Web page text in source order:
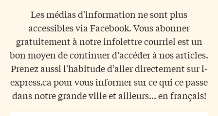
Les médias d'information ne sont plus
accessibles via Facebook. Vous abonner
gratuitement à notre infolettre courriel est un
bon moyen de continuer d’accéder à nos articles.
Prenez aussi l'habitude d’aller directement sur l-
express.ca pour vous informer sur ce qui ce passe
dans notre grande ville et ailleurs... en français!